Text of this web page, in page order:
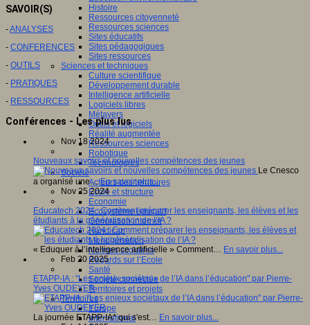
Histoire
Ressources citoyenneté
Ressources sciences
Sites éducatifs
Sites pédagogiques
Sites ressources
Sciences et techniques
Culture scientifique
Développement durable
Intelligence artificielle
Logiciels libres
Métavers
Outils et logiciels
Réalité augmentée
Ressources sciences
Robotique
Technologies
Société
Acteurs des territoires
Ecole et structure
Economie
Ecosystème éducatif
Génération internet
Handicap
Mondialisation
Normes scolaires
Regards sur l’Ecole
Santé
Société connectée
Territoires et projets
Territoires
Europe
International
SAVOIR(S)
-ANALYSES
- CONFERENCES
- OUTILS
- PRATIQUES
- RESSOURCES
Conférences - Les plus lus
Nov 18 2024
Nouveaux savoirs et nouvelles compétences des jeunes
Le Cnesco
a organisé une…En savoir plus...
Nov 25 2024
Educatech 2024 : Comment préparer les enseignants, les élèves et les
étudiants à la généralisation de l’IA ?
« Eduquer à l’intelligence artificielle » Comment… En savoir plus...
Feb 20 2025
ETAPP-IA : "Les enjeux sociétaux de l’IA dans l’éducation" par Pierre-
Yves OUDEYER
La journée ETAPP-IA* qui s'est… En savoir plus...